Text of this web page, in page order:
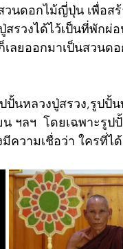
วนดอกไม้ญี่ปุ่น เพื่อ
สรวงได้ไว้เป็นที่พัก
ลยออกมาเป็นสวนด
นหลวงปู่สรวง,รูปปั้
ฯลฯ  โดยเฉพาะรูป
ความเชื่อว่า ใครที่